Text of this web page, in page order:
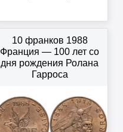
10 франков 1988
Франция — 100 лет со
дня рождения Ролана
Гарроса